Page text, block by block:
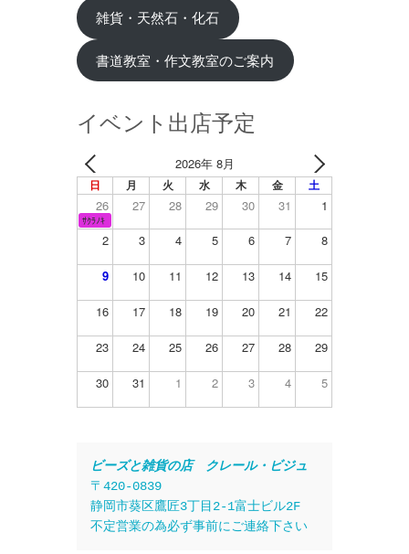
雑貨・天然石・化石
書道教室・作文教室のご案内
イベント出店予定
2026年 8月
日 月 火 水 木 金 土
26 27 28 29 30 31 1
ｻｸﾗﾉｷ
2 3 4 5 6 7 8
9 10 11 12 13 14 15
16 17 18 19 20 21 22
23 24 25 26 27 28 29
30 31 1 2 3 4 5
ビーズと雑貨の店　クレール・ビジュ
〒420-0839
静岡市葵区鷹匠3丁目2-1富士ビル2F
不定営業の為必ず事前にご連絡下さい